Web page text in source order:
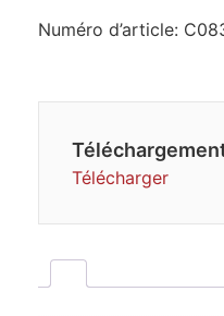
Numéro d’article:
Télécharger